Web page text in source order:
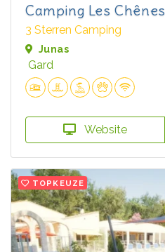
Camping Les Chênes
3 Sterren Camping
Junas
Gard
Website
TOPKEUZE